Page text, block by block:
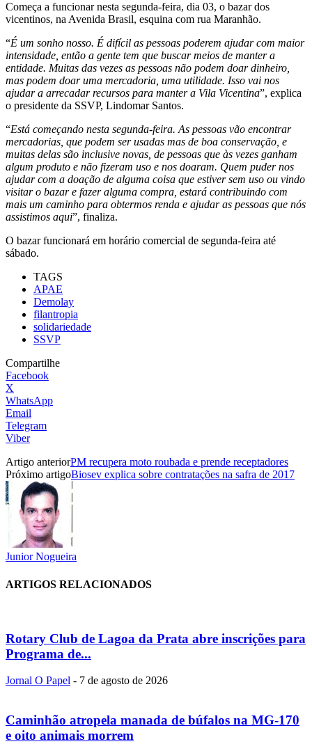
Começa a funcionar nesta segunda-feira, dia 03, o bazar dos
vicentinos, na Avenida Brasil, esquina com rua Maranhão.
“É um sonho nosso. É difícil as pessoas poderem ajudar com maior
intensidade, então a gente tem que buscar meios de manter a
entidade. Muitas das vezes as pessoas não podem doar dinheiro,
mas podem doar uma mercadoria, uma utilidade. Isso vai nos
ajudar a arrecadar recursos para manter a Vila Vicentina”, explica
o presidente da SSVP, Lindomar Santos.
“Está começando nesta segunda-feira. As pessoas vão encontrar
mercadorias, que podem ser usadas mas de boa conservação, e
muitas delas são inclusive novas, de pessoas que às vezes ganham
algum produto e não fizeram uso e nos doaram. Quem puder nos
ajudar com a doação de alguma coisa que estiver sem uso ou vindo
visitar o bazar e fazer alguma compra, estará contribuindo com
mais um caminho para obtermos renda e ajudar as pessoas que nós
assistimos aqui”, finaliza.
O bazar funcionará em horário comercial de segunda-feira até
sábado.
TAGS
APAE
Demolay
filantropia
solidariedade
SSVP
Compartilhe
Facebook
X
WhatsApp
Email
Telegram
Viber
Artigo anteriorPM recupera moto roubada e prende receptadores
Próximo artigoBiosev explica sobre contratações na safra de 2017
Junior Nogueira
ARTIGOS RELACIONADOS
Rotary Club de Lagoa da Prata abre inscrições para
Programa de...
Jornal O Papel - 7 de agosto de 2026
Caminhão atropela manada de búfalos na MG-170
e oito animais morrem